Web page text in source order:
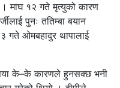
माघ १२ गते मृत्युको कारण
पुनः ततिम्बा बयान
गते ओमबहादुर थापालाई
के–के कारणले हुनसक्छ भनी